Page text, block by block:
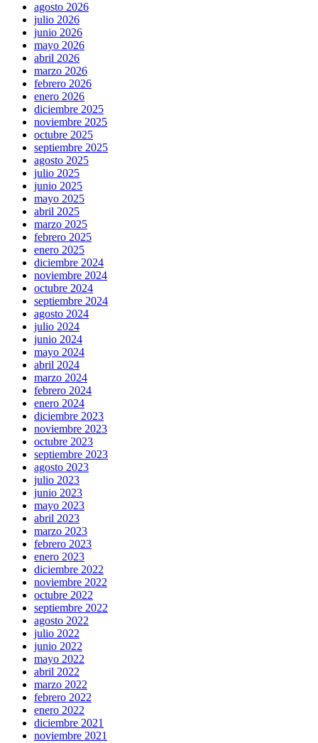
agosto 2026
julio 2026
junio 2026
mayo 2026
abril 2026
marzo 2026
febrero 2026
enero 2026
diciembre 2025
noviembre 2025
octubre 2025
septiembre 2025
agosto 2025
julio 2025
junio 2025
mayo 2025
abril 2025
marzo 2025
febrero 2025
enero 2025
diciembre 2024
noviembre 2024
octubre 2024
septiembre 2024
agosto 2024
julio 2024
junio 2024
mayo 2024
abril 2024
marzo 2024
febrero 2024
enero 2024
diciembre 2023
noviembre 2023
octubre 2023
septiembre 2023
agosto 2023
julio 2023
junio 2023
mayo 2023
abril 2023
marzo 2023
febrero 2023
enero 2023
diciembre 2022
noviembre 2022
octubre 2022
septiembre 2022
agosto 2022
julio 2022
junio 2022
mayo 2022
abril 2022
marzo 2022
febrero 2022
enero 2022
diciembre 2021
noviembre 2021